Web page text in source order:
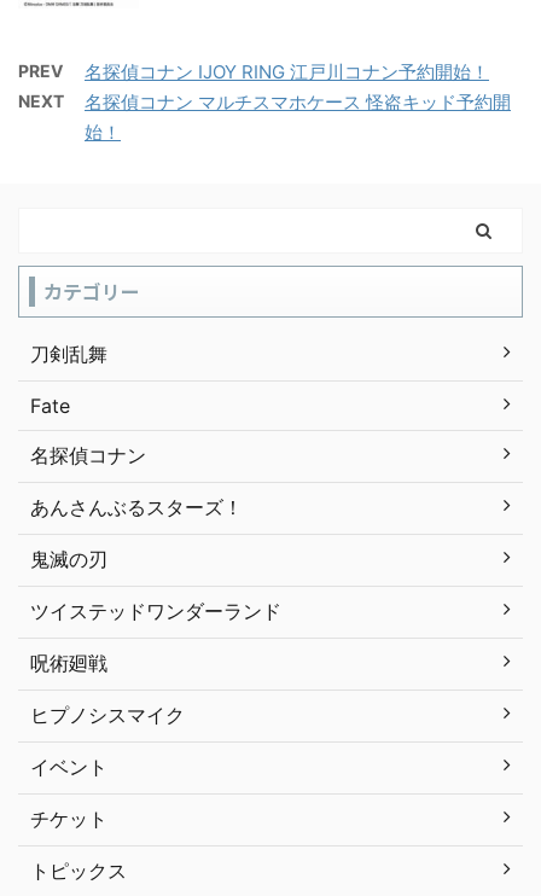
PREV 名探偵コナン IJOY RING 江戸川コナン予約開始！
NEXT
名探偵コナン マルチスマホケース 怪盗キッド予約開
始！
カテゴリー
刀剣乱舞
Fate
名探偵コナン
あんさんぶるスターズ！
鬼滅の刃
ツイステッドワンダーランド
呪術廻戦
ヒプノシスマイク
イベント
チケット
トピックス